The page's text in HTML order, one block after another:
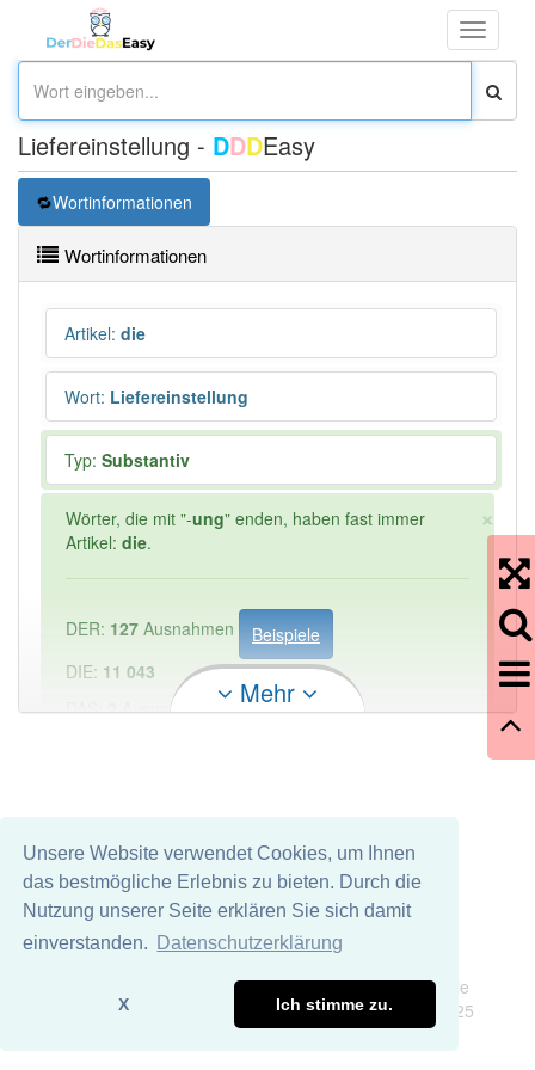
Unsere Website verwendet Cookies, um Ihnen
das bestmögliche Erlebnis zu bieten. Durch die
Nutzung unserer Seite erklären Sie sich damit
einverstanden.
Datenschutzerklärung
X Ich stimme zu.
Toggle
Liefereinstellung - DDDEasy
Wortinformationen
Wortinformationen
Artikel: die
Wort: Liefereinstellung
Typ: Substantiv
×
Wörter, die mit "-ung" enden, haben fast immer
Artikel: die.
DER: 127 Ausnahmen
Beispiele
DIE: 11 043
DAS:2Ausnahmen Beispiele
Häufigkeit: 2 von 10
Wörter mit Endung-liefereinstellungaber mit einem
anderen Artikel: -1
87% unserer Spielapp-Nutzer haben den Artikel
Mehr
Wir übernehmen keine Garantie und keine Haftung für die
Richtigkeit und Vollständigkeit dieser Seite. DDDEasy 2025